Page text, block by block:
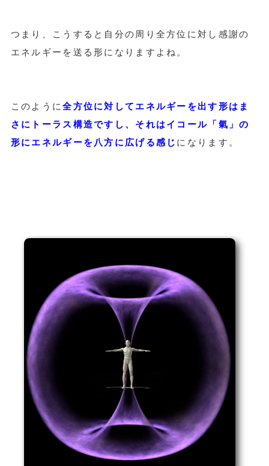
つまり、こうすると自分の周り全方位に対し感謝の
エネルギーを送る形になりますよね。
このように全方位に対してエネルギーを出す形はま
さにトーラス構造ですし、それはイコール「氣」の
形にエネルギーを八方に広げる感じ になります。